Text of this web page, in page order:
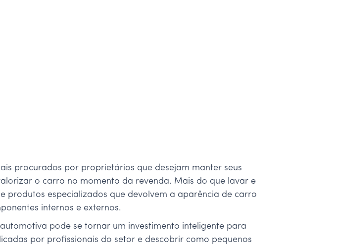
procurados por proprietários que desejam manter seus
o carro no momento da revenda. Mais do que lavar e
produtos especializados que devolvem a aparência de carro
internos e externos.
pode se tornar um investimento inteligente para
por profissionais do setor e descobrir como pequenos